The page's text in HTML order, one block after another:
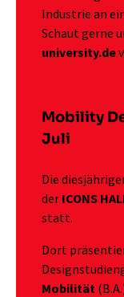
Industrie an
Schaut gerne
university.de
Mobility
Juli
Die
der ICONS
statt.
Dort
Mobilität